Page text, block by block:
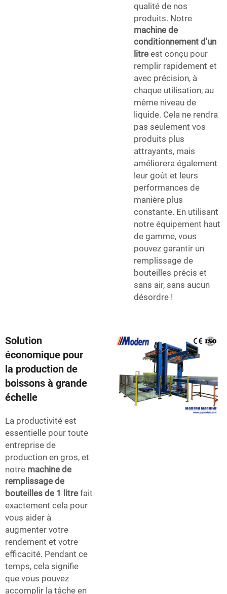
qualité de nos
produits. Notre
machine de
conditionnement d'un
litre est conçu pour
remplir rapidement et
avec précision, à
chaque utilisation, au
même niveau de
liquide. Cela ne rendra
pas seulement vos
produits plus
attrayants, mais
améliorera également
leur goût et leurs
performances de
manière plus
constante. En utilisant
notre équipement haut
de gamme, vous
pouvez garantir un
remplissage de
bouteilles précis et
sans air, sans aucun
désordre !
Solution
économique pour
la production de
boissons à grande
échelle
La productivité est
essentielle pour toute
entreprise de
production en gros, et
notre machine de
remplissage de
bouteilles de 1 litre fait
exactement cela pour
vous aider à
augmenter votre
rendement et votre
efficacité. Pendant ce
temps, cela signifie
que vous pouvez
accomplir la tâche en